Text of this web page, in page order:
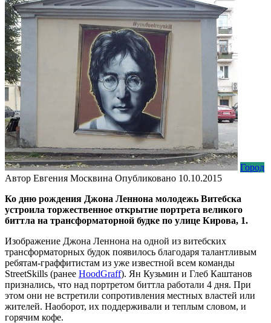
Город
Автор Евгения Москвина Опубликовано 10.10.2015
Ко дню рождения Джона Леннона молодежь Витебска
устроила торжественное открытие портрета великого
биттла на трансформаторной будке по улице Кирова, 1.
Изображение Джона Леннона на одной из витебских
трансформаторных будок появилось благодаря талантливым
ребятам-граффитистам из уже известной всем команды
StreetSkills (ранее НооdGraff). Ян Кузьмин и Глеб Каштанов
признались, что над портретом биттла работали 4 дня. При
этом они не встретили сопротивления местных властей или
жителей. Наоборот, их поддерживали и теплым словом, и
горячим кофе.